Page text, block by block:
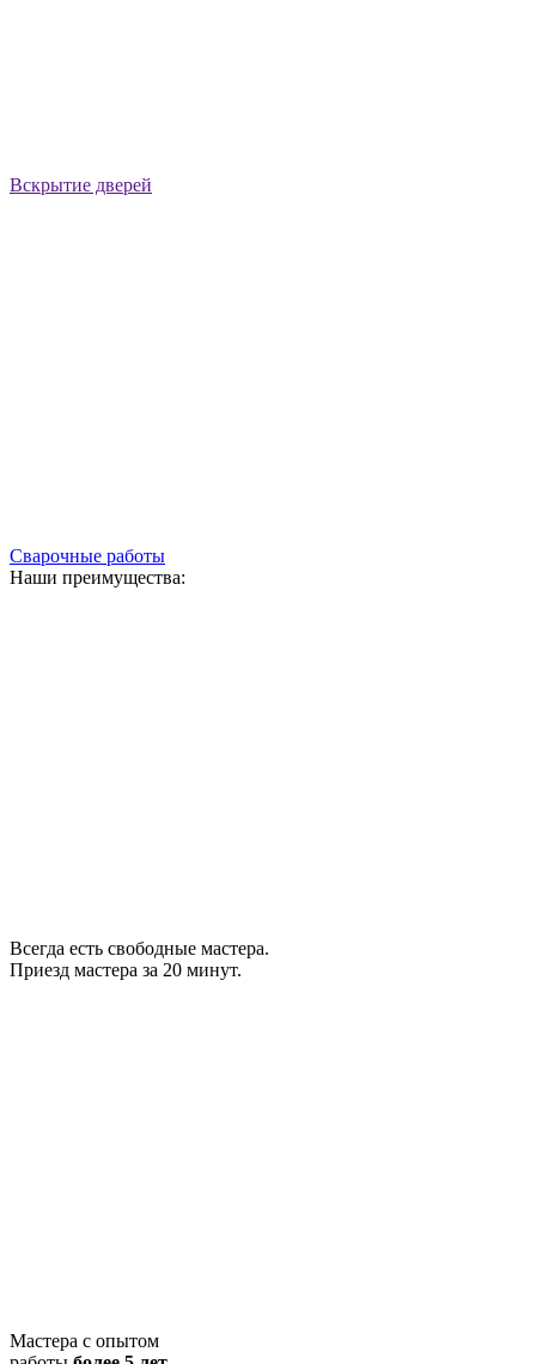
Вскрытие дверей
Сварочные работы
Наши преимущества:
Всегда есть свободные мастера.
Приезд мастера за 20 минут.
Мастера с опытом